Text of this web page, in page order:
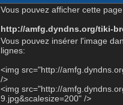
Vous pouvez afficher cette
http://amfg.dyndns.org/tiki-
Vous pouvez insérer l'image
lignes:
<img src="http://
/>
<img src="http://
9.jpg&scalesize=200" />